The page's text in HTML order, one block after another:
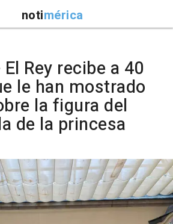
notimérica
Rey recibe a 40
le han mostrado
la figura del
de la princesa